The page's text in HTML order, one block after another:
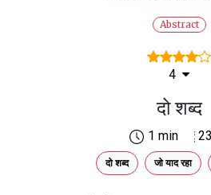
Abstract
4
दो शब्द
1 min
दो शब्द जो याद रहा